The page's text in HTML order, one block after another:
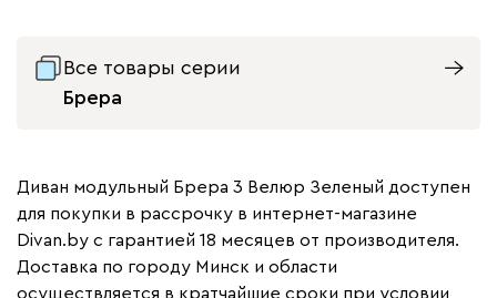
Все товары серии
Брера
Диван модульный Брера 3 Велюр Зеленый доступен
для покупки в рассрочку в интернет-магазине
Divan.by с гарантией 18 месяцев от производителя.
Доставка по городу Минск и области
осуществляется в кратчайшие сроки при условии